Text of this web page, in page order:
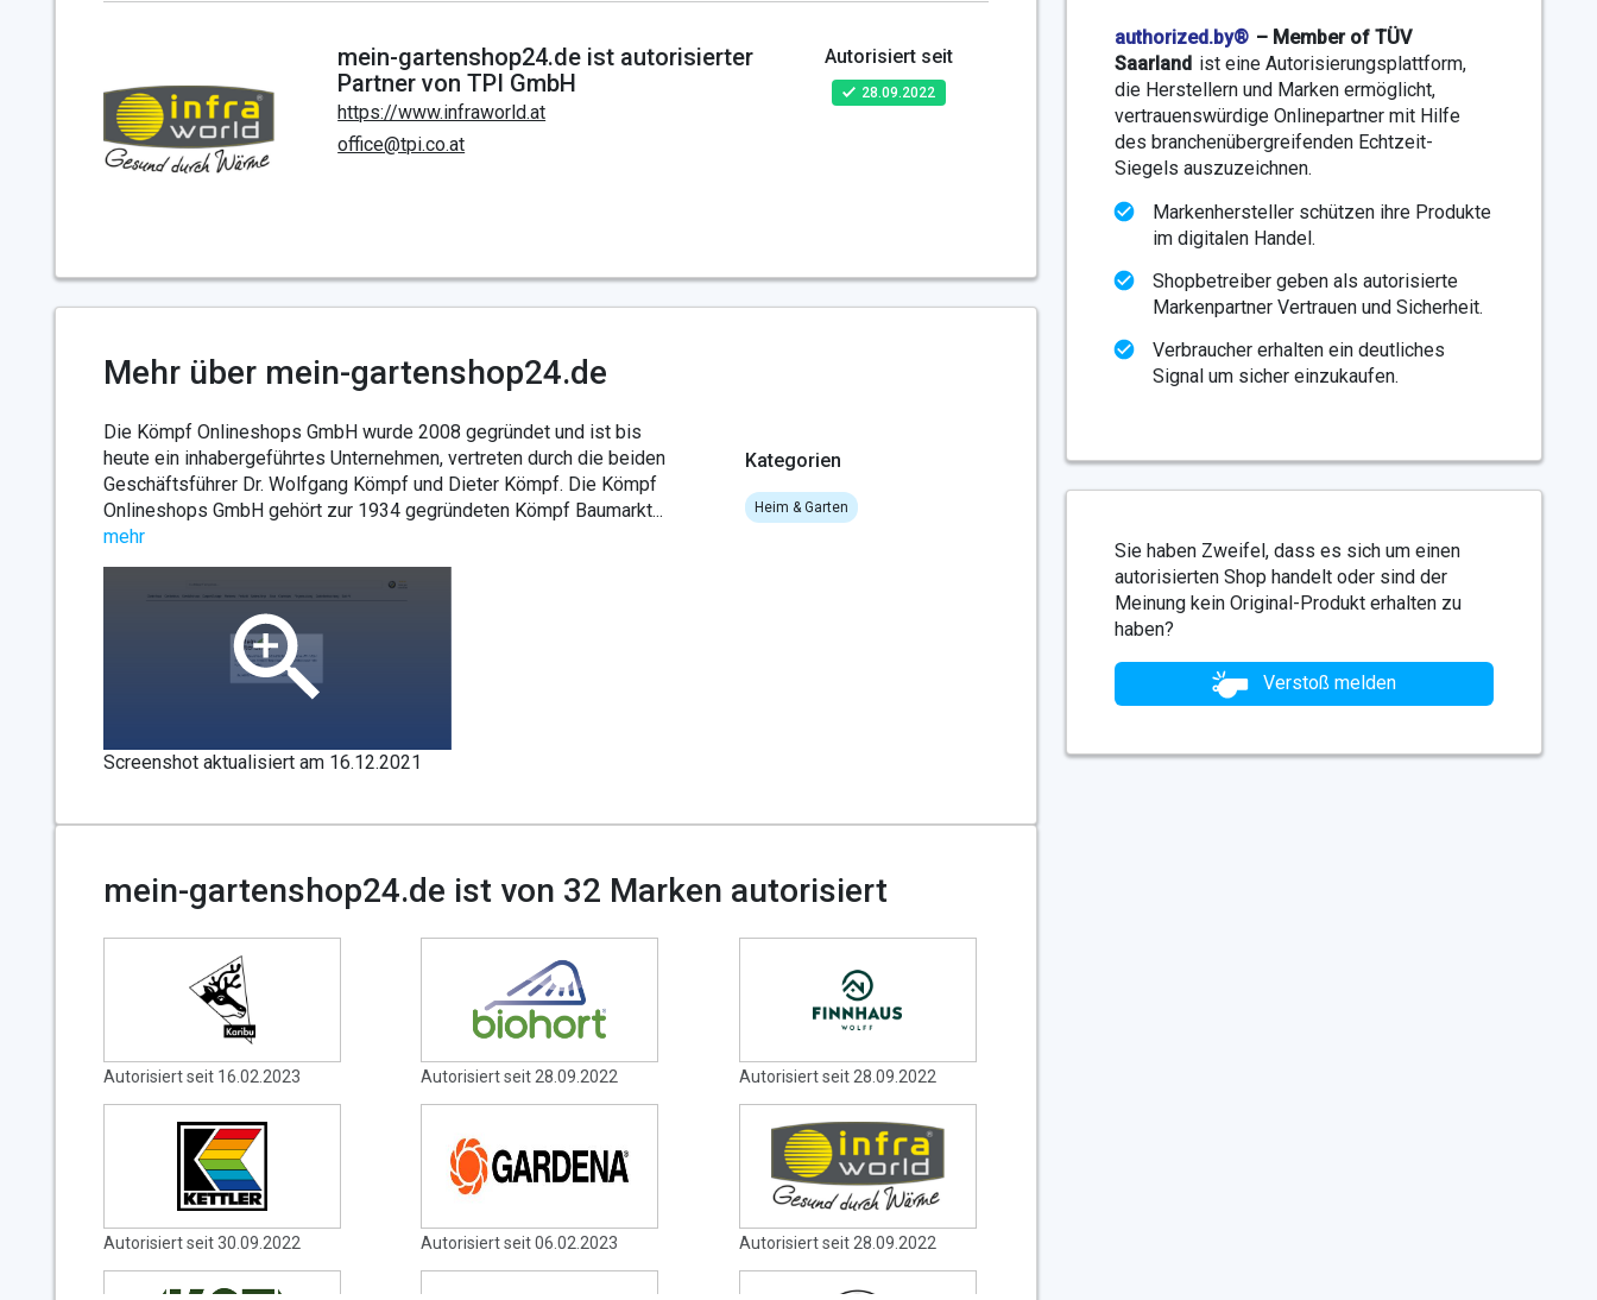
mein-gartenshop24.de ist autorisierter
Partner von TPI GmbH
https://www.infraworld.at
office@tpi.co.at
Autorisiert seit
28.09.2022
Mehr über mein-gartenshop24.de
Die Kömpf Onlineshops GmbH wurde 2008 gegründet und ist bis
heute ein inhabergeführtes Unternehmen, vertreten durch die beiden
Geschäftsführer Dr. Wolfgang Kömpf und Dieter Kömpf. Die Kömpf
Onlineshops GmbH gehört zur 1934 gegründeten Kömpf Baumarkt...
mehr
Screenshot aktualisiert am 16.12.2021
Kategorien
Heim & Garten
mein-gartenshop24.de ist von 32 Marken autorisiert
Autorisiert seit 16.02.2023 Autorisiert seit 28.09.2022 Autorisiert seit 28.09.2022
Autorisiert seit 30.09.2022 Autorisiert seit 06.02.2023 Autorisiert seit 28.09.2022
authorized.by® – Member of TÜV
Saarland ist eine Autorisierungsplattform,
die Herstellern und Marken ermöglicht,
vertrauenswürdige Onlinepartner mit Hilfe
des branchenübergreifenden Echtzeit-
Siegels auszuzeichnen.
Markenhersteller schützen ihre Produkte
im digitalen Handel.
Shopbetreiber geben als autorisierte
Markenpartner Vertrauen und Sicherheit.
Verbraucher erhalten ein deutliches
Signal um sicher einzukaufen.
Sie haben Zweifel, dass es sich um einen
autorisierten Shop handelt oder sind der
Meinung kein Original-Produkt erhalten zu
haben?
Verstoß melden